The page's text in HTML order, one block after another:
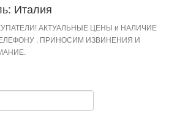
Италия
АКТУАЛЬНЫЕ ЦЕНЫ и НАЛИЧИЕ
. ПРИНОСИМ ИЗВИНЕНИЯ И